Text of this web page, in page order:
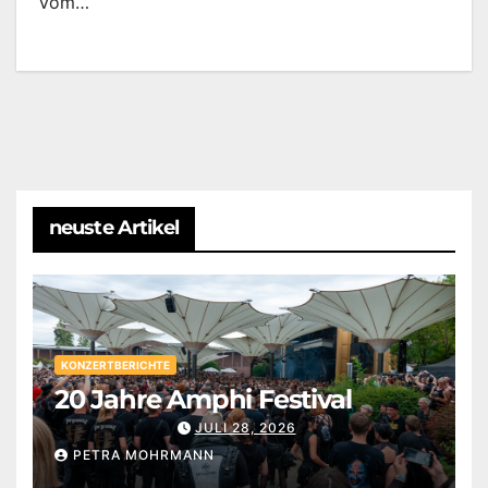
neuste Artikel
KONZERTBERICHTE
20 Jahre Amphi Festival
JULI 28, 2026
PETRA MOHRMANN